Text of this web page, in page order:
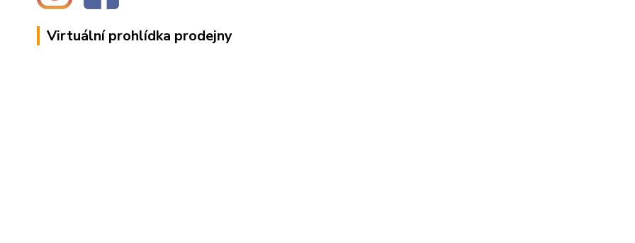
Virtuální prohlídka prodejny